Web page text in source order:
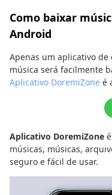
Como baixar
Android
Apenas um aplicativo
música será facilmente
Aplicativo DoremiZone é
Aplicativo DoremiZone
músicas, músicas,
seguro e fácil de usar.